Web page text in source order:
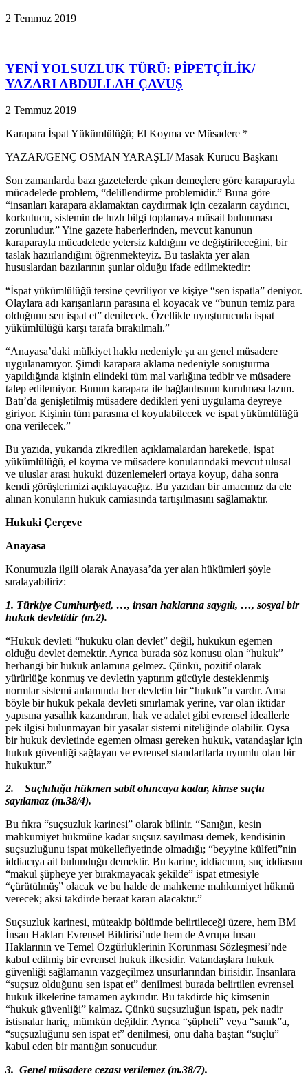
2 Temmuz 2019
YENİ YOLSUZLUK TÜRÜ: PİPETÇİLİK/
YAZARI ABDULLAH ÇAVUŞ
2 Temmuz 2019
Karapara İspat Yükümlülüğü; El Koyma ve Müsadere *
YAZAR/GENÇ OSMAN YARAŞLI/ Masak Kurucu Başkanı
Son zamanlarda bazı gazetelerde çıkan demeçlere göre karaparayla
mücadelede problem, “delillendirme problemidir.” Buna göre
“insanları karapara aklamaktan caydırmak için cezaların caydırıcı,
korkutucu, sistemin de hızlı bilgi toplamaya müsait bulunması
zorunludur.” Yine gazete haberlerinden, mevcut kanunun
karaparayla mücadelede yetersiz kaldığını ve değiştirileceğini, bir
taslak hazırlandığını öğrenmekteyiz. Bu taslakta yer alan
hususlardan bazılarının şunlar olduğu ifade edilmektedir:
“İspat yükümlülüğü tersine çevriliyor ve kişiye “sen ispatla” deniyor.
Olaylara adı karışanların parasına el koyacak ve “bunun temiz para
olduğunu sen ispat et” denilecek. Özellikle uyuşturucuda ispat
yükümlülüğü karşı tarafa bırakılmalı.”
“Anayasa’daki mülkiyet hakkı nedeniyle şu an genel müsadere
uygulanamıyor. Şimdi karapara aklama nedeniyle soruşturma
yapıldığında kişinin elindeki tüm mal varlığına tedbir ve müsadere
talep edilemiyor. Bunun karapara ile bağlantısının kurulması lazım.
Batı’da genişletilmiş müsadere dedikleri yeni uygulama deyreye
giriyor. Kişinin tüm parasına el koyulabilecek ve ispat yükümlülüğü
ona verilecek.”
Bu yazıda, yukarıda zikredilen açıklamalardan hareketle, ispat
yükümlülüğü, el koyma ve müsadere konularındaki mevcut ulusal
ve uluslar arası hukuki düzenlemeleri ortaya koyup, daha sonra
kendi görüşlerimizi açıklayacağız. Bu yazıdan bir amacımız da ele
alınan konuların hukuk camiasında tartışılmasını sağlamaktır.
Hukuki Çerçeve
Anayasa
Konumuzla ilgili olarak Anayasa’da yer alan hükümleri şöyle
sıralayabiliriz:
1. Türkiye Cumhuriyeti, …, insan haklarına saygılı, …, sosyal bir
hukuk devletidir (m.2).
“Hukuk devleti “hukuku olan devlet” değil, hukukun egemen
olduğu devlet demektir. Ayrıca burada söz konusu olan “hukuk”
herhangi bir hukuk anlamına gelmez. Çünkü, pozitif olarak
yürürlüğe konmuş ve devletin yaptırım gücüyle desteklenmiş
normlar sistemi anlamında her devletin bir “hukuk”u vardır. Ama
böyle bir hukuk pekala devleti sınırlamak yerine, var olan iktidar
yapısına yasallık kazandıran, hak ve adalet gibi evrensel ideallerle
pek ilgisi bulunmayan bir yasalar sistemi niteliğinde olabilir. Oysa
bir hukuk devletinde egemen olması gereken hukuk, vatandaşlar için
hukuk güvenliği sağlayan ve evrensel standartlarla uyumlu olan bir
hukuktur.”
2. Suçluluğu hükmen sabit oluncaya kadar, kimse suçlu
sayılamaz (m.38/4).
Bu fıkra “suçsuzluk karinesi” olarak bilinir. “Sanığın, kesin
mahkumiyet hükmüne kadar suçsuz sayılması demek, kendisinin
suçsuzluğunu ispat mükellefiyetinde olmadığı; “beyyine külfeti”nin
iddiacıya ait bulunduğu demektir. Bu karine, iddiacının, suç iddiasını
“makul şüpheye yer bırakmayacak şekilde” ispat etmesiyle
“çürütülmüş” olacak ve bu halde de mahkeme mahkumiyet hükmü
verecek; aksi takdirde beraat kararı alacaktır.”
Suçsuzluk karinesi, müteakip bölümde belirtileceği üzere, hem BM
İnsan Hakları Evrensel Bildirisi’nde hem de Avrupa İnsan
Haklarının ve Temel Özgürlüklerinin Korunması Sözleşmesi’nde
kabul edilmiş bir evrensel hukuk ilkesidir. Vatandaşlara hukuk
güvenliği sağlamanın vazgeçilmez unsurlarından birisidir. İnsanlara
“suçsuz olduğunu sen ispat et” denilmesi burada belirtilen evrensel
hukuk ilkelerine tamamen aykırıdır. Bu takdirde hiç kimsenin
“hukuk güvenliği” kalmaz. Çünkü suçsuzluğun ispatı, pek nadir
istisnalar hariç, mümkün değildir. Ayrıca “şüpheli” veya “sanık”a,
“suçsuzluğunu sen ispat et” denilmesi, onu daha baştan “suçlu”
kabul eden bir mantığın sonucudur.
3. Genel müsadere cezası verilemez (m.38/7).